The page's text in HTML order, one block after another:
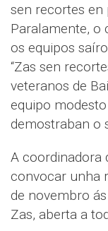
sen recortes en
Paralamente, o
os equipos
“Zas sen
veteranos de
equipo
demostraban o
A coordinadora
convocar unha
de novembro
Zas, aberta a